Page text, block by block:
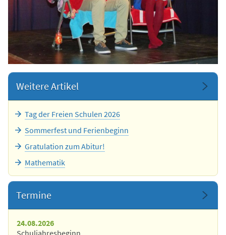
Weitere Artikel
Tag der Freien Schulen 2026
Sommerfest und Ferienbeginn
Gratulation zum Abitur!
Mathematik
Termine
24.08.2026